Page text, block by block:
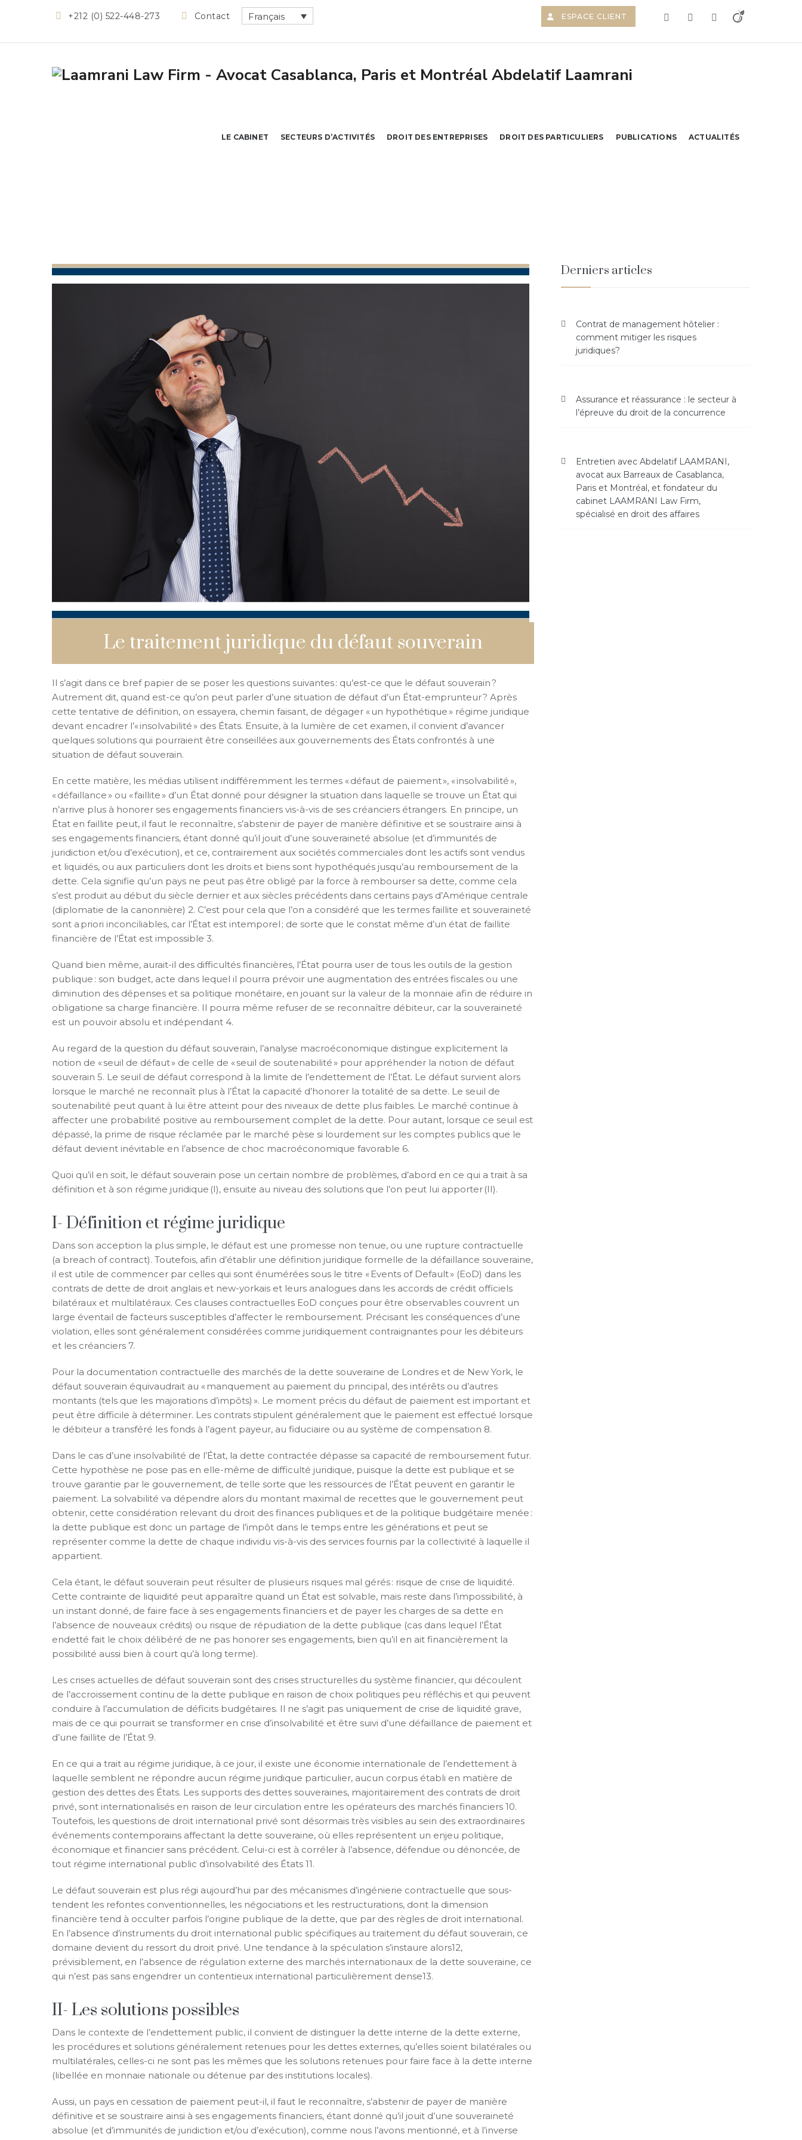
+212 (0) 522-448-273 Contact Français ESPACE CLIENT
LE CABINET SECTEURS D’ACTIVITÉS DROIT DES ENTREPRISES DROIT DES PARTICULIERS PUBLICATIONS ACTUALITÉS
Le traitement juridique du défaut souverain
Il s’agit dans ce bref papier de se poser les questions suivantes : qu’est-ce que le défaut souverain ?
Autrement dit, quand est-ce qu’on peut parler d’une situation de défaut d’un État-emprunteur ? Après
cette tentative de définition, on essayera, chemin faisant, de dégager « un hypothétique » régime juridique
devant encadrer l’« insolvabilité » des États. Ensuite, à la lumière de cet examen, il convient d’avancer
quelques solutions qui pourraient être conseillées aux gouvernements des États confrontés à une
situation de défaut souverain.
En cette matière, les médias utilisent indifféremment les termes « défaut de paiement », « insolvabilité »,
« défaillance » ou « faillite » d’un État donné pour désigner la situation dans laquelle se trouve un État qui
n’arrive plus à honorer ses engagements financiers vis-à-vis de ses créanciers étrangers. En principe, un
État en faillite peut, il faut le reconnaître, s’abstenir de payer de manière définitive et se soustraire ainsi à
ses engagements financiers, étant donné qu’il jouit d’une souveraineté absolue (et d’immunités de
juridiction et/ou d’exécution), et ce, contrairement aux sociétés commerciales dont les actifs sont vendus
et liquidés, ou aux particuliers dont les droits et biens sont hypothéqués jusqu’au remboursement de la
dette. Cela signifie qu’un pays ne peut pas être obligé par la force à rembourser sa dette, comme cela
s’est produit au début du siècle dernier et aux siècles précédents dans certains pays d’Amérique centrale
(diplomatie de la canonnière) 2. C’est pour cela que l’on a considéré que les termes faillite et souveraineté
sont a priori inconciliables, car l’État est intemporel ; de sorte que le constat même d’un état de faillite
financière de l’État est impossible 3.
Quand bien même, aurait-il des difficultés financières, l’État pourra user de tous les outils de la gestion
publique : son budget, acte dans lequel il pourra prévoir une augmentation des entrées fiscales ou une
diminution des dépenses et sa politique monétaire, en jouant sur la valeur de la monnaie afin de réduire in
obligatione sa charge financière. Il pourra même refuser de se reconnaître débiteur, car la souveraineté
est un pouvoir absolu et indépendant 4.
Au regard de la question du défaut souverain, l’analyse macroéconomique distingue explicitement la
notion de « seuil de défaut » de celle de « seuil de soutenabilité » pour appréhender la notion de défaut
souverain 5. Le seuil de défaut correspond à la limite de l’endettement de l’État. Le défaut survient alors
lorsque le marché ne reconnaît plus à l’État la capacité d’honorer la totalité de sa dette. Le seuil de
soutenabilité peut quant à lui être atteint pour des niveaux de dette plus faibles. Le marché continue à
affecter une probabilité positive au remboursement complet de la dette. Pour autant, lorsque ce seuil est
dépassé, la prime de risque réclamée par le marché pèse si lourdement sur les comptes publics que le
défaut devient inévitable en l’absence de choc macroéconomique favorable 6.
Quoi qu’il en soit, le défaut souverain pose un certain nombre de problèmes, d’abord en ce qui a trait à sa
définition et à son régime juridique (I), ensuite au niveau des solutions que l’on peut lui apporter (II).
I- Définition et régime juridique
Dans son acception la plus simple, le défaut est une promesse non tenue, ou une rupture contractuelle
(a breach of contract). Toutefois, afin d’établir une définition juridique formelle de la défaillance souveraine,
il est utile de commencer par celles qui sont énumérées sous le titre « Events of Default » (EoD) dans les
contrats de dette de droit anglais et new-yorkais et leurs analogues dans les accords de crédit officiels
bilatéraux et multilatéraux. Ces clauses contractuelles EoD conçues pour être observables couvrent un
large éventail de facteurs susceptibles d’affecter le remboursement. Précisant les conséquences d’une
violation, elles sont généralement considérées comme juridiquement contraignantes pour les débiteurs
et les créanciers 7.
Pour la documentation contractuelle des marchés de la dette souveraine de Londres et de New York, le
défaut souverain équivaudrait au « manquement au paiement du principal, des intérêts ou d’autres
montants (tels que les majorations d’impôts) ». Le moment précis du défaut de paiement est important et
peut être difficile à déterminer. Les contrats stipulent généralement que le paiement est effectué lorsque
le débiteur a transféré les fonds à l’agent payeur, au fiduciaire ou au système de compensation 8.
Dans le cas d’une insolvabilité de l’État, la dette contractée dépasse sa capacité de remboursement futur.
Cette hypothèse ne pose pas en elle-même de difficulté juridique, puisque la dette est publique et se
trouve garantie par le gouvernement, de telle sorte que les ressources de l’État peuvent en garantir le
paiement. La solvabilité va dépendre alors du montant maximal de recettes que le gouvernement peut
obtenir, cette considération relevant du droit des finances publiques et de la politique budgétaire menée :
la dette publique est donc un partage de l’impôt dans le temps entre les générations et peut se
représenter comme la dette de chaque individu vis-à-vis des services fournis par la collectivité à laquelle il
appartient.
Cela étant, le défaut souverain peut résulter de plusieurs risques mal gérés : risque de crise de liquidité.
Cette contrainte de liquidité peut apparaître quand un État est solvable, mais reste dans l’impossibilité, à
un instant donné, de faire face à ses engagements financiers et de payer les charges de sa dette en
l’absence de nouveaux crédits) ou risque de répudiation de la dette publique (cas dans lequel l’État
endetté fait le choix délibéré de ne pas honorer ses engagements, bien qu’il en ait financièrement la
possibilité aussi bien à court qu’à long terme).
Les crises actuelles de défaut souverain sont des crises structurelles du système financier, qui découlent
de l’accroissement continu de la dette publique en raison de choix politiques peu réfléchis et qui peuvent
conduire à l’accumulation de déficits budgétaires. Il ne s’agit pas uniquement de crise de liquidité grave,
mais de ce qui pourrait se transformer en crise d’insolvabilité et être suivi d’une défaillance de paiement et
d’une faillite de l’État 9.
En ce qui a trait au régime juridique, à ce jour, il existe une économie internationale de l’endettement à
laquelle semblent ne répondre aucun régime juridique particulier, aucun corpus établi en matière de
gestion des dettes des États. Les supports des dettes souveraines, majoritairement des contrats de droit
privé, sont internationalisés en raison de leur circulation entre les opérateurs des marchés financiers 10.
Toutefois, les questions de droit international privé sont désormais très visibles au sein des extraordinaires
événements contemporains affectant la dette souveraine, où elles représentent un enjeu politique,
économique et financier sans précédent. Celui-ci est à corréler à l’absence, défendue ou dénoncée, de
tout régime international public d’insolvabilité des États 11.
Le défaut souverain est plus régi aujourd’hui par des mécanismes d’ingénierie contractuelle que sous-
tendent les refontes conventionnelles, les négociations et les restructurations, dont la dimension
financière tend à occulter parfois l’origine publique de la dette, que par des règles de droit international.
En l’absence d’instruments du droit international public spécifiques au traitement du défaut souverain, ce
domaine devient du ressort du droit privé. Une tendance à la spéculation s’instaure alors12,
prévisiblement, en l’absence de régulation externe des marchés internationaux de la dette souveraine, ce
qui n’est pas sans engendrer un contentieux international particulièrement dense13.
II- Les solutions possibles
Dans le contexte de l’endettement public, il convient de distinguer la dette interne de la dette externe,
les procédures et solutions généralement retenues pour les dettes externes, qu’elles soient bilatérales ou
multilatérales, celles-ci ne sont pas les mêmes que les solutions retenues pour faire face à la dette interne
(libellée en monnaie nationale ou détenue par des institutions locales).
Aussi, un pays en cessation de paiement peut-il, il faut le reconnaître, s’abstenir de payer de manière
définitive et se soustraire ainsi à ses engagements financiers, étant donné qu’il jouit d’une souveraineté
absolue (et d’immunités de juridiction et/ou d’exécution), comme nous l’avons mentionné, et à l’inverse
Derniers articles
Contrat de management hôtelier :
comment mitiger les risques
juridiques?
Assurance et réassurance : le secteur à
l’épreuve du droit de la concurrence
Entretien avec Abdelatif LAAMRANI,
avocat aux Barreaux de Casablanca,
Paris et Montréal, et fondateur du
cabinet LAAMRANI Law Firm,
spécialisé en droit des affaires